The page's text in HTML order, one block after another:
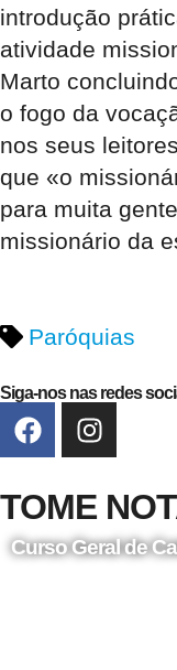
introdução
atividade
Marto
o fogo da
nos seus
que «o
para muita
missionário da
Paróquias
Siga-nos nas redes
TOME
Curso Geral de